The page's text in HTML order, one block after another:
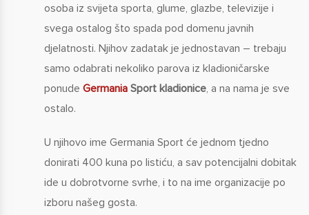
osoba iz svijeta sporta, glume, glazbe, televizije i
svega ostalog što spada pod domenu javnih
djelatnosti. Njihov zadatak je jednostavan – trebaju
samo odabrati nekoliko parova iz kladioničarske
ponude GermaniaSport kladionice, a na nama je sve
ostalo.
U njihovo ime Germania Sport će jednom tjedno
donirati 400 kuna po listiću, a sav potencijalni dobitak
ide u dobrotvorne svrhe, i to na ime organizacije po
izboru našeg gosta.